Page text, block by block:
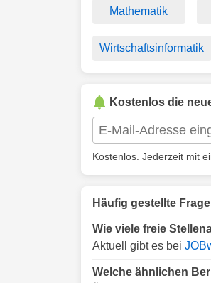
Mathematik
Wirtschaftsinformatik
Kostenlos die
Kostenlos. Jederzeit mit
Häufig gestellte
Wie viele freie
Aktuell gibt es bei
Welche ähnlichen